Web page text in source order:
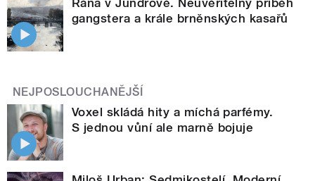
gangstera a krále brněnských kasařů
NEJPOSLOUCHANĚJŠÍ
Voxel skládá hity a míchá parfémy.
S jednou vůní ale marně bojuje